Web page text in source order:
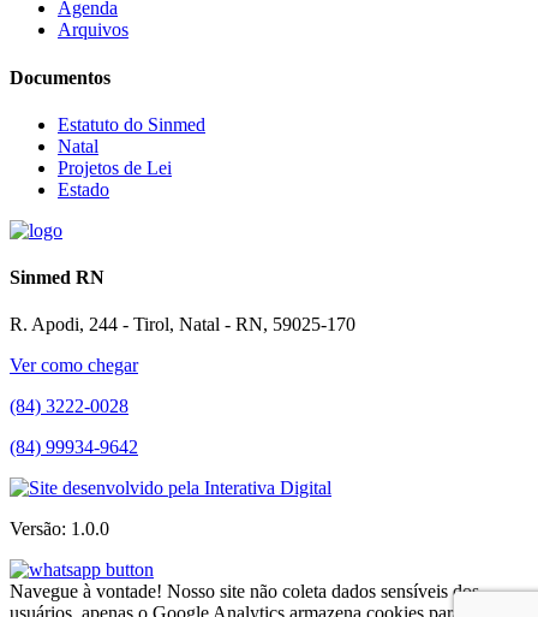
Agenda
Arquivos
Documentos
Estatuto do Sinmed
Natal
Projetos de Lei
Estado
Sinmed RN
R. Apodi, 244 - Tirol, Natal - RN, 59025-170
Ver como chegar
(84) 3222-0028
(84) 99934-9642
Versão: 1.0.0
Navegue à vontade! Nosso site não coleta dados sensíveis dos